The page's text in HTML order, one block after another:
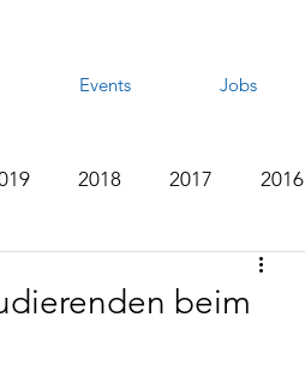
Events Jobs
2018 2017 2016
beim